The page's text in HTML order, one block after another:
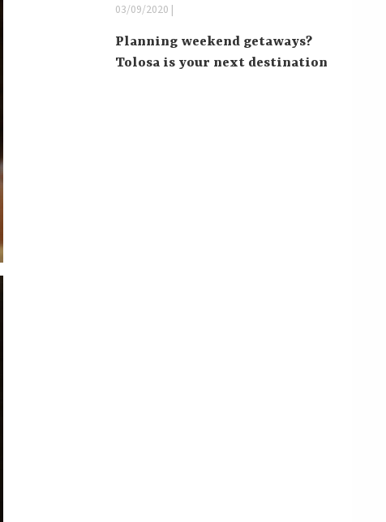
03/09/2020 |
Planning weekend getaways?
Tolosa is your next destination